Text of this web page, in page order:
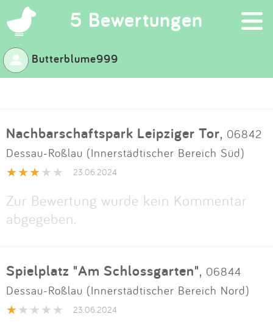
5 Bewertungen ×
Suchen
App
Partner
Impressum
Butterblume999
Nachbarschaftspark Leipziger Tor, 06842
Dessau-Roßlau (Innerstädtischer Bereich Süd)
23.06.2024
Zur Bewertung wurde kein Kommentar
abgegeben.
Spielplatz "Am Schlossgarten", 06844
Dessau-Roßlau (Innerstädtischer Bereich Nord)
23.06.2024